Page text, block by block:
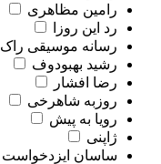
رامین مظاهری
رد این روزا
رسانه موسیقی راک
رشید بهبودوف
رضا افشار
روزبه شاهرخی
رویا به پیش
ژاپنی
ساسان ایزدخواست